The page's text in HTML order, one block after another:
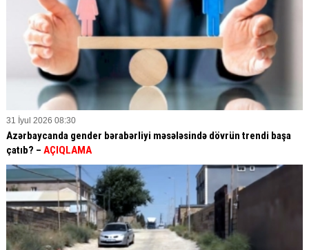
31 İyul 2026 08:30
Azərbaycanda gender bərabərliyi məsələsində dövrün trendi başa
çatıb? – AÇIQLAMA